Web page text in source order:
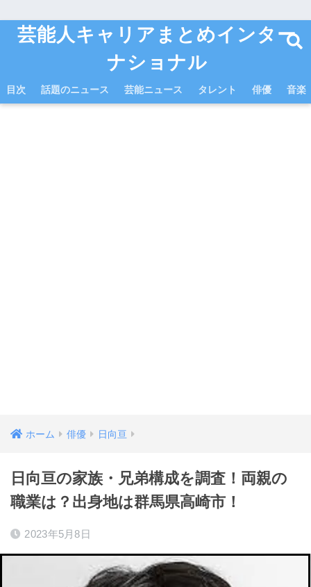
芸能人キャリアまとめインター
ナショナル
目次 話題のニュース 芸能ニュース タレント 俳優 音楽
ホーム 俳優 日向亘
日向亘の家族・兄弟構成を調査！両親の
職業は？出身地は群馬県高崎市！
2023年5月8日